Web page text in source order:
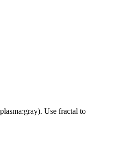
Use fractal to